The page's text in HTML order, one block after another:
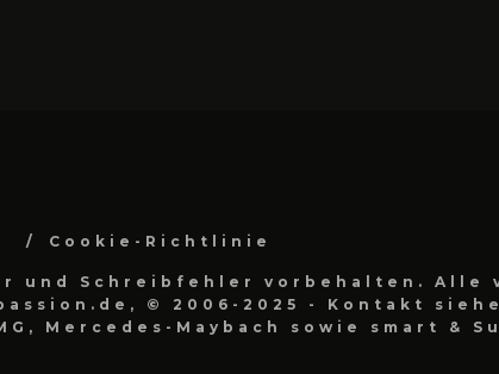
Cookie-Richtlinie
und Schreibfehler vorbehalten. Alle
© 2006-2025 - Kontakt siehe
Mercedes-Maybach sowie smart &